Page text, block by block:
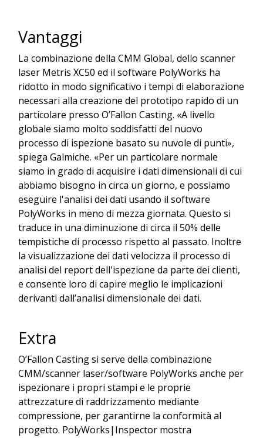
Vantaggi
La combinazione della CMM Global, dello scanner
laser Metris XC50 ed il software PolyWorks ha
ridotto in modo significativo i tempi di elaborazione
necessari alla creazione del prototipo rapido di un
particolare presso O’Fallon Casting. «A livello
globale siamo molto soddisfatti del nuovo
processo di ispezione basato su nuvole di punti»,
spiega Galmiche. «Per un particolare normale
siamo in grado di acquisire i dati dimensionali di cui
abbiamo bisogno in circa un giorno, e possiamo
eseguire l'analisi dei dati usando il software
PolyWorks in meno di mezza giornata. Questo si
traduce in una diminuzione di circa il 50% delle
tempistiche di processo rispetto al passato. Inoltre
la visualizzazione dei dati velocizza il processo di
analisi del report dell'ispezione da parte dei clienti,
e consente loro di capire meglio le implicazioni
derivanti dall’analisi dimensionale dei dati.
Extra
O’Fallon Casting si serve della combinazione
CMM/scanner laser/software PolyWorks anche per
ispezionare i propri stampi e le proprie
attrezzature di raddrizzamento mediante
compressione, per garantirne la conformità al
progetto. PolyWorks|Inspector mostra